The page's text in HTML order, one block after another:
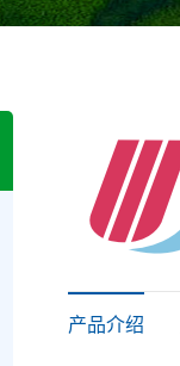
产品介绍